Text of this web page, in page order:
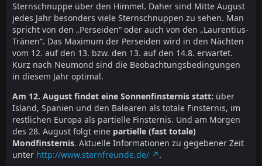
Sternschnuppe über den Himmel. Daher sind Mitte August
jedes Jahr besonders viele Sternschnuppen zu sehen. Man
spricht von den „Perseiden“ oder auch von den „Laurentius-
Tränen“. Das Maximum der Perseiden wird in den Nächten
vom 12. auf den 13. bzw. den 13. auf den 14.8. erwartet.
Kurz nach Neumond sind die Beobachtungsbedingungen
in diesem Jahr optimal.
Am 12. August findet eine Sonnenfinsternis statt: über
Island, Spanien und den Balearen als totale Finsternis, im
restlichen Europa als partielle Finsternis. Und am Morgen
des 28. August folgt eine partielle (fast totale)
Mondfinsternis. Aktuelle Informationen zu gegebener Zeit
unter http://www.sternfreunde.de/ .